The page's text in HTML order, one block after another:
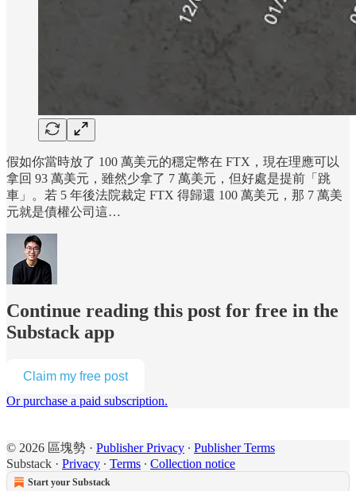
假如你當時放了 100 萬美元的穩定幣在 FTX，現在理應可以
拿回 93 萬美元，雖然少拿了 7 萬美元，但好處是提前「跳
車」。若 5 年後法院裁定 FTX 得歸還 100 萬美元，那 7 萬美
元就是債權公司這…
Continue reading this post for free in the
Substack app
Claim my free post
Or purchase a paid subscription.
© 2026 區塊勢 · Publisher Privacy ∙ Publisher Terms
Substack · Privacy ∙ Terms ∙ Collection notice
Start your Substack